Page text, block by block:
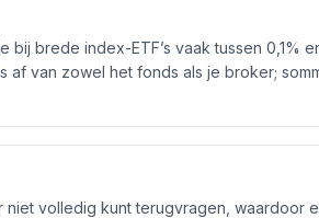
brede index-ETF’s vaak tussen 0,1%
van zowel het fonds als je broker;
volledig kunt terugvragen, waardoor